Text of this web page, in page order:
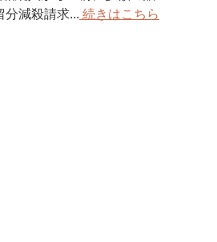
分減殺請求... 続きはこちら